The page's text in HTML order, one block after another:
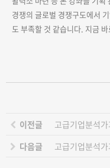
경쟁의 글로벌 경쟁구도에서
도 부족할 것 같습니다. 지금
이전글
고급기업분석
다음글
고급기업분석